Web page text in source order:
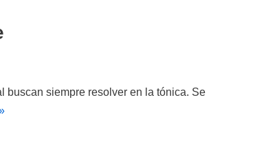
buscan siempre resolver en la tónica. Se